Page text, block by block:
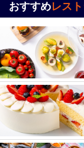
おすすめレス